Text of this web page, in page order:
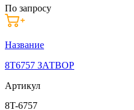
По запросу
Название
8T6757 ЗАТВОР
Артикул
8T-6757